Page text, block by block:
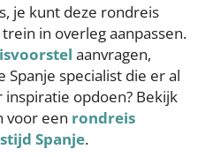
je kunt deze rondreis
in overleg aanpassen.
aanvragen,
Spanje specialist die er al
opdoen? Bekijk
voor een rondreis
Spanje.